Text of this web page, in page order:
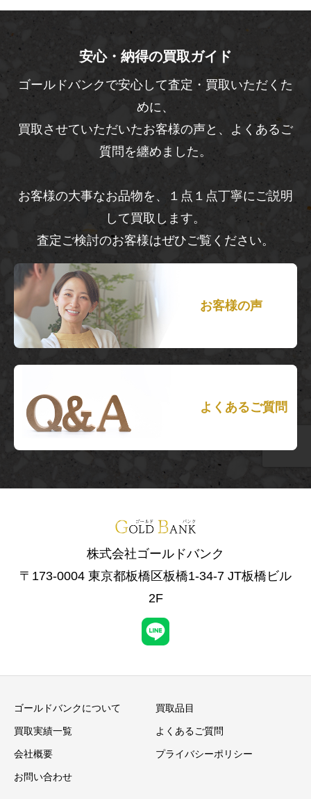
安心・納得の買取ガイド
ゴールドバンクで安心して査定・買取いただくた
めに、
買取させていただいたお客様の声と、よくあるご
質問を纏めました。
お客様の大事なお品物を、１点１点丁寧にご説明
して買取します。
査定ご検討のお客様はぜひご覧ください。
お客様の声
よくあるご質問
株式会社ゴールドバンク
〒173-0004 東京都板橋区板橋1-34-7 JT板橋ビル
2F
ゴールドバンクについて 買取品目
買取実績一覧 よくあるご質問
会社概要 プライバシーポリシー
お問い合わせ